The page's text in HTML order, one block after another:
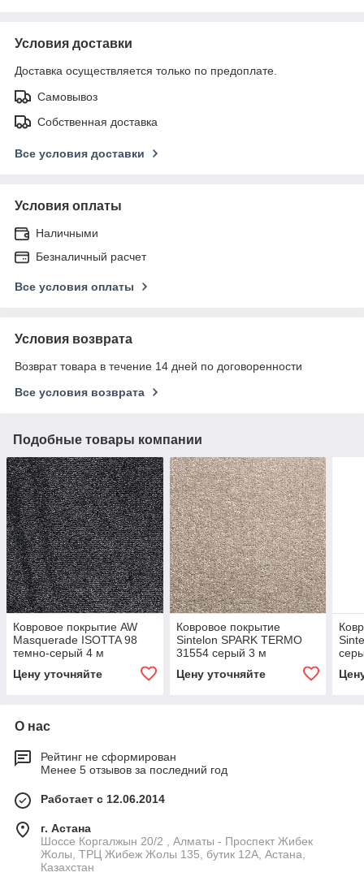
Условия доставки
Доставка осуществляется только по предоплате.
Самовывоз
Собственная доставка
Все условия доставки
Условия оплаты
Наличными
Безналичный расчет
Все условия оплаты
Условия возврата
Возврат товара в течение 14 дней по договоренности
Все условия возврата
Подобные товары компании
Ковровое покрытие AW
Masquerade ISOTTA 98
темно-серый 4 м
Цену уточняйте
Ковровое покрытие
Sintelon SPARK TERMO
31554 серый 3 м
Цену уточняйте
О нас
Рейтинг не сформирован
Менее 5 отзывов за последний год
Работает с 12.06.2014
г. Астана
Шоссе Коргалжын 20/2 , Алматы - Проспект Жибек
Жолы, ТРЦ Жибеж Жолы 135, бутик 12А, Астана,
Казахстан